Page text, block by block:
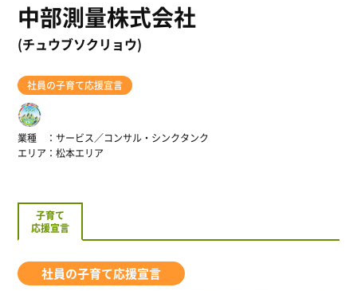
中部測量株式会社
(チュウブソクリョウ)
社員の子育て応援宣言
業種
サービス／コンサル・シンクタンク
エリア
松本エリア
子育て
応援宣言
社員の子育て応援宣言